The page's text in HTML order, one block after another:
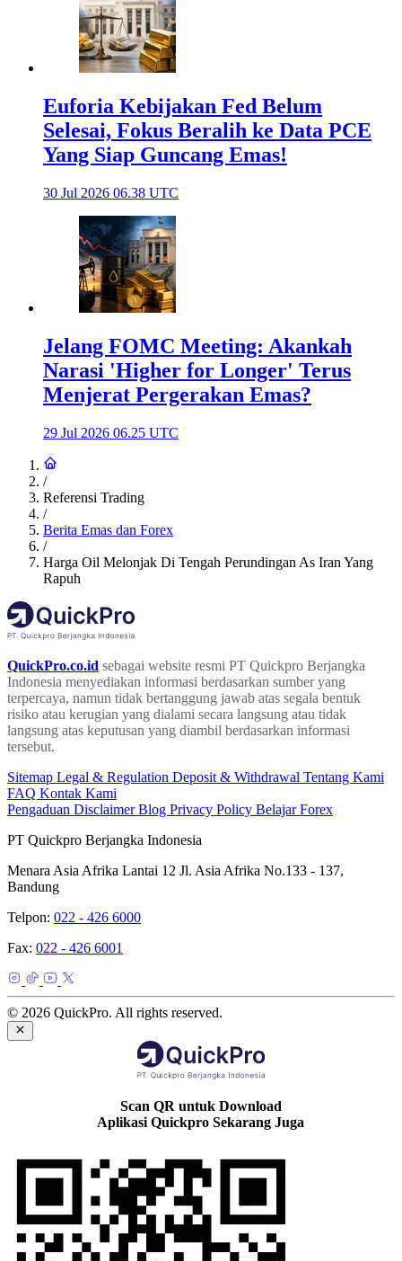
Euforia Kebijakan Fed Belum
Selesai, Fokus Beralih ke Data PCE
Yang Siap Guncang Emas!
30 Jul 2026 06.38 UTC
Jelang FOMC Meeting: Akankah
Narasi 'Higher for Longer' Terus
Menjerat Pergerakan Emas?
29 Jul 2026 06.25 UTC
/
Referensi Trading
/
Berita Emas dan Forex
/
Harga Oil Melonjak Di Tengah Perundingan As Iran Yang
Rapuh
QuickPro.co.id sebagai website resmi PT Quickpro Berjangka
Indonesia menyediakan informasi berdasarkan sumber yang
terpercaya, namun tidak bertanggung jawab atas segala bentuk
risiko atau kerugian yang dialami secara langsung atau tidak
langsung atas keputusan yang diambil berdasarkan informasi
tersebut.
Sitemap Legal & Regulation Deposit & Withdrawal Tentang Kami
FAQ Kontak Kami
Pengaduan DisclaimerBlog Privacy Policy Belajar Forex
PT Quickpro Berjangka Indonesia
Menara Asia Afrika Lantai 12 Jl. Asia Afrika No.133 - 137,
Bandung
Telpon: 022 - 426 6000
Fax: 022 - 426 6001
© 2026 QuickPro. All rights reserved.
Scan QR untuk Download
Aplikasi Quickpro Sekarang Juga